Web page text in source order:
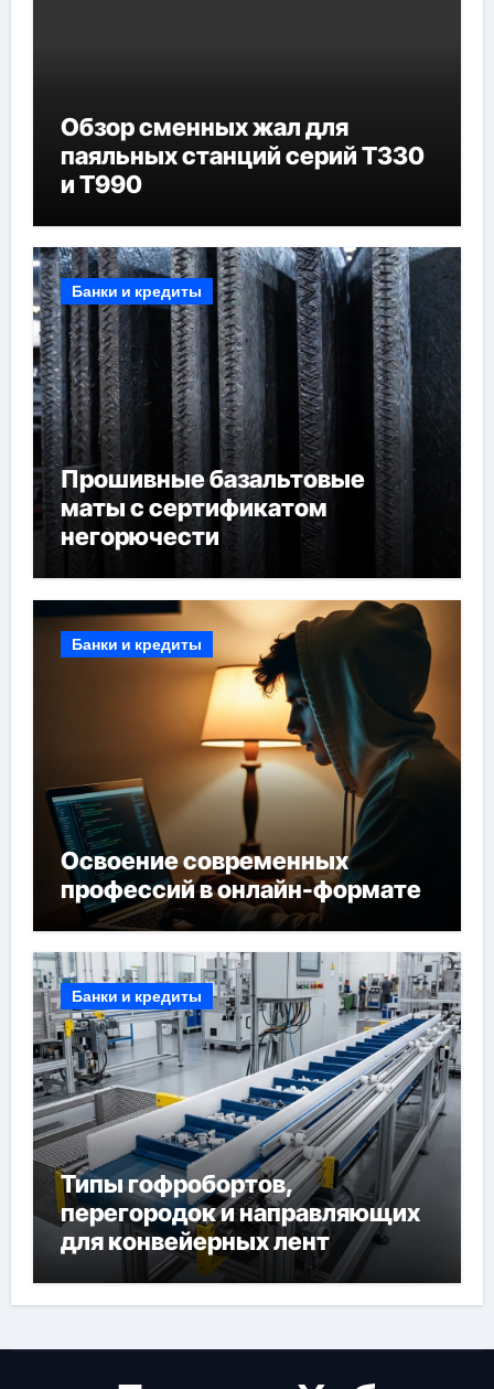
Обзор сменных жал для
паяльных станций серий T330
и T990
Банки и кредиты
Прошивные базальтовые
маты с сертификатом
негорючести
Банки и кредиты
Освоение современных
профессий в онлайн-формате
Банки и кредиты
Типы гофробортов,
перегородок и направляющих
для конвейерных лент